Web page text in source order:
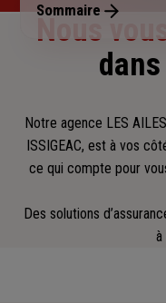
Sommaire
Nous
Notre agence LES
ISSIGEAC, est à vos
ce qui compte pour
Des solutions
à